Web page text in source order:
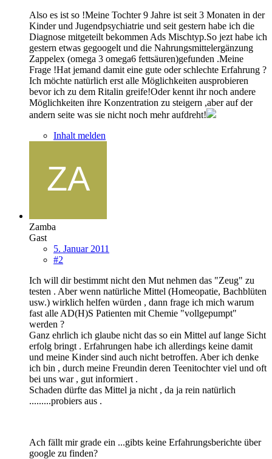
Also es ist so !Meine Tochter 9 Jahre ist seit 3 Monaten in der
Kinder und Jugendpsychiatrie und seit gestern habe ich die
Diagnose mitgeteilt bekommen Ads Mischtyp.So jezt habe ich
gestern etwas gegoogelt und die Nahrungsmittelergänzung
Zappelex (omega 3 omega6 fettsäuren)gefunden .Meine
Frage !Hat jemand damit eine gute oder schlechte Erfahrung ?
Ich möchte natürlich erst alle Möglichkeiten ausprobieren
bevor ich zu dem Ritalin greife!Oder kennt ihr noch andere
Möglichkeiten ihre Konzentration zu steigern ,aber auf der
andern seite was sie nicht noch mehr aufdreht!
Inhalt melden
Zamba
Gast
5. Januar 2011
#2
Ich will dir bestimmt nicht den Mut nehmen das "Zeug" zu
testen . Aber wenn natürliche Mittel (Homeopatie, Bachblüten
usw.) wirklich helfen würden , dann frage ich mich warum
fast alle AD(H)S Patienten mit Chemie "vollgepumpt"
werden ?
Ganz ehrlich ich glaube nicht das so ein Mittel auf lange Sicht
erfolg bringt . Erfahrungen habe ich allerdings keine damit
und meine Kinder sind auch nicht betroffen. Aber ich denke
ich bin , durch meine Freundin deren Teenitochter viel und oft
bei uns war , gut informiert .
Schaden dürfte das Mittel ja nicht , da ja rein natürlich
.........probiers aus .
Ach fällt mir grade ein ...gibts keine Erfahrungsberichte über
google zu finden?